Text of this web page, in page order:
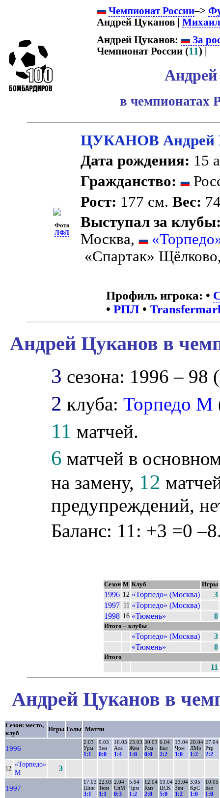
Чемпионат России–>
Андрей Цуканов |
Андрей Цуканов:
За
Чемпионат России (11) |
в чемпионатах
Фото
ЛФЛ
ЦУКАНОВ Андрей
Дата рождения: 15
Гражданство:
Рост: 177 см.Вес:
Выступал за
Москва,
«Спартак»
Профиль игрока: •
• РПЛ•
Андрей Цуканов в
3 сезона: 1996 – 98
2 клуба:Торпедо М
11 матчей.
6 матчей в
на замену, 12
предупреждений,
Баланс: 11: +3 =0
Сезон М Клуб Игры
1996 12 «Торпедо» (Москва)
3
1997 11 «Торпедо» (Москва)
1998 16 «Тюмень» 8
Итого – клубы
«Торпедо» (Москва)
3
«Тюмень»
8
Итого
11
Андрей Цуканов в
Сезон: место,
клуб
Игры Голы Матчи
1996
2.03
Урм
1:1
9.03
Зен
0:0
16.03
Ала
1:4
23.03
Жем
1:0
30.03
Рсм
0:0
6.04
Бал
2:2
13.04
Чрм
1:0
20.04
ЛМо
1:2
27.04
Ртр
2:2
12.
«Торпедо»
М
3
1997
17.03
Шин
3:1
22.03
Тюм
1:1
2.04
СпМ
0:3
5.04
Чрм
1:2
12.04
Кмз
2:0
19.04
ЦСК
5:0
23.04
Зен
1:2
3.05
КрС
1:0
10.05
Бал
1:0